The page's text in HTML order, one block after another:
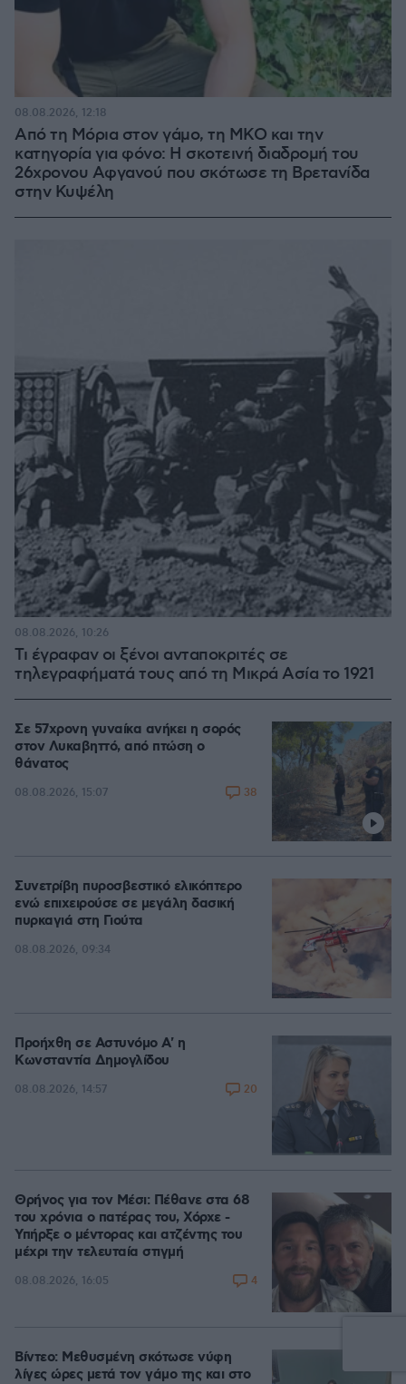
Από τη Μόρια στον γάμο, τη ΜΚΟ και την
κατηγορία για φόνο: Η σκοτεινή διαδρομή του
26χρονου Αφγανού που σκότωσε τη Βρετανίδα
στην Κυψέλη
08.08.2026, 12:18
Τι έγραφαν οι ξένοι ανταποκριτές σε
τηλεγραφήματά τους από τη Μικρά Ασία το 1921
08.08.2026, 10:26
Σε 57χρονη γυναίκα ανήκει η σορός
στον Λυκαβηττό, από πτώση ο
θάνατος
08.08.2026, 15:07 38
Συνετρίβη πυροσβεστικό ελικόπτερο
ενώ επιχειρούσε σε μεγάλη δασική
πυρκαγιά στη Γιούτα
08.08.2026, 09:34
Προήχθη σε Αστυνόμο Α' η
Κωνσταντία Δημογλίδου
08.08.2026, 14:57 20
Θρήνος για τον Μέσι: Πέθανε στα 68
του χρόνια ο πατέρας του, Χόρχε -
Υπήρξε ο μέντορας και ατζέντης του
μέχρι την τελευταία στιγμή
08.08.2026, 16:05 4
Βίντεο: Μεθυσμένη σκότωσε νύφη
λίγες ώρες μετά τον γάμο της και στο